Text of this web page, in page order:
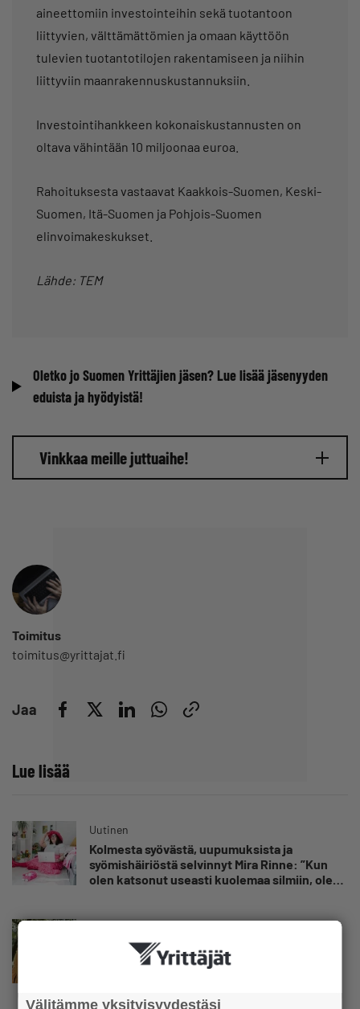
aineettomiin investointeihin sekä tuotantoon
liittyvien, välttämättömien ja omaan käyttöön
tulevien tuotantotilojen rakentamiseen ja niihin
liittyviin maanrakennuskustannuksiin.
Investointihankkeen kokonaiskustannusten on
oltava vähintään 10 miljoonaa euroa.
Rahoituksesta vastaavat Kaakkois-Suomen, Keski-
Suomen, Itä-Suomen ja Pohjois-Suomen
elinvoimakeskukset.
Lähde: TEM
Oletko jo Suomen Yrittäjien jäsen? Lue lisää jäsenyyden
eduista ja hyödyistä!
Vinkkaa meille juttuaihe!
Toimitus
toimitus@yrittajat.fi
Jaa
Lue lisää
Uutinen
Kolmesta syövästä, uupumuksista ja
syömishäiriöstä selvinnyt Mira Rinne: ”Kun
olen katsonut useasti kuolemaa silmiin, olen
Siivousyrittäjän työntekijä joutuu
matkustamaan yli 300 kilometriä
Välitämme yksityisyydestäsi